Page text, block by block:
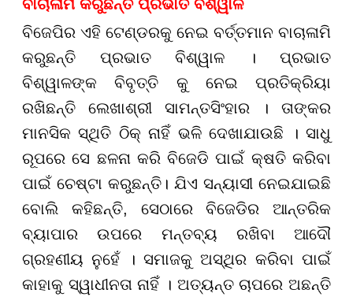
ବାଚାଳାମି କରୁଛନ୍ତି ପ୍ରଭାତ ବିଶ୍ୱାଳ
ବିଜେପିର ଏହି ଟେଣ୍ଡରକୁ ନେଇ ବର୍ତ୍ତମାନ ବାଚାଳାମି
କରୁଛନ୍ତି ପ୍ରଭାତ ବିଶ୍ୱାଳ । ପ୍ରଭାତ
ବିଶ୍ୱାଳଙ୍କ ବିବୃତ୍ତି କୁ ନେଇ ପ୍ରତିକ୍ରିୟା
ରଖିଛନ୍ତି ଲେଖାଶ୍ରୀ ସାମନ୍ତସିଂହାର । ତାଙ୍କର
ମାନସିକ ସ୍ଥିତି ଠିକ୍ ନାହିଁ ଭଳି ଦେଖାଯାଉଛି । ସାଧୁ
ରୂପରେ ସେ ଛଳନା କରି ବିଜେଡି ପାଇଁ କ୍ଷତି କରିବା
ପାଇଁ ଚେଷ୍ଟା କରୁଛନ୍ତି। ଯିଏ ସନ୍ୟାସୀ ନେଇଯାଇଛି
ବୋଲି କହିଛନ୍ତି, ସେଠାରେ ବିଜେଡିର ଆନ୍ତରିକ
ବ୍ୟାପାର ଉପରେ ମନ୍ତବ୍ୟ ରଖିବା ଆଦୌ
ଗ୍ରହଣୀୟ ନୁହେଁ । ସମାଜକୁ ଅସ୍ଥିର କରିବା ପାଇଁ
କାହାକୁ ସ୍ୱାଧୀନତା ନାହିଁ । ଅତ୍ୟନ୍ତ ଚାପରେ ଅଛନ୍ତି